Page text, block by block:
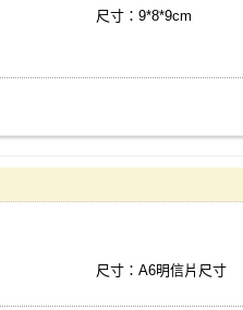
尺寸：9*8*9cm
尺寸：A6明信片尺寸